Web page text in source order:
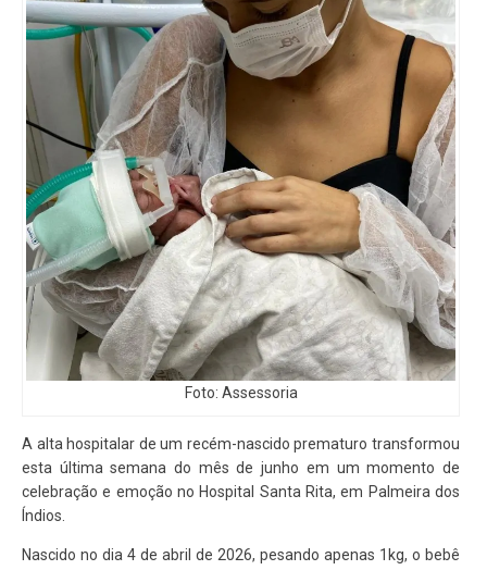
Foto: Assessoria
A alta hospitalar de um recém-nascido prematuro transformou
esta última semana do mês de junho em um momento de
celebração e emoção no Hospital Santa Rita, em Palmeira dos
Índios.
Nascido no dia 4 de abril de 2026, pesando apenas 1kg, o bebê